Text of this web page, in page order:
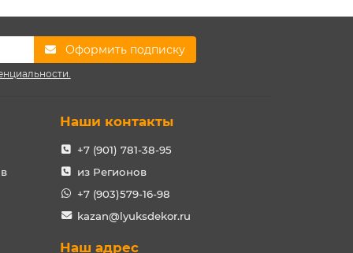
Оформить подписку
Наши контакты
+7 (901) 781-38-95
из Регионов
+7 (903)579-16-98
kazan@lyuksdekor.ru
Наш адрес